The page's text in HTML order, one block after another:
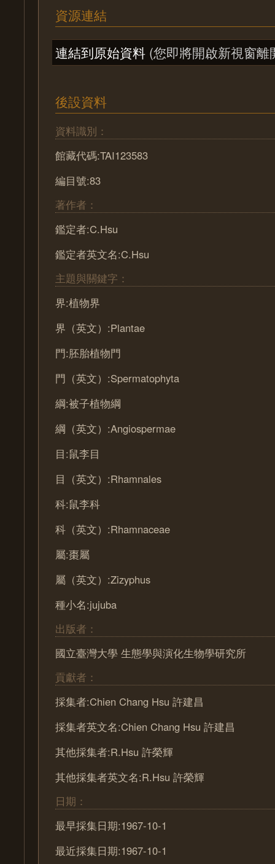
資源連結
連結到原始資料 (您即將開啟新視窗離
後設資料
資料識別：
館藏代碼:TAI123583
編目號:83
著作者：
鑑定者:C.Hsu
鑑定者英文名:C.Hsu
主題與關鍵字：
界:植物界
界（英文）:Plantae
門:胚胎植物門
門（英文）:Spermatophyta
綱:被子植物綱
綱（英文）:Angiospermae
目:鼠李目
目（英文）:Rhamnales
科:鼠李科
科（英文）:Rhamnaceae
屬:棗屬
屬（英文）:Zizyphus
種小名:jujuba
出版者：
國立臺灣大學 生態學與演化生物學研究所
貢獻者：
採集者:Chien Chang Hsu 許建昌
採集者英文名:Chien Chang Hsu 許建昌
其他採集者:R.Hsu 許榮輝
其他採集者英文名:R.Hsu 許榮輝
日期：
最早採集日期:1967-10-1
最近採集日期:1967-10-1